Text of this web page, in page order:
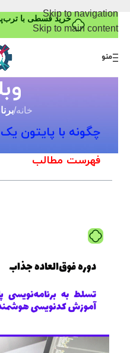
خرید قسطی با
Skip to navigation
Skip to main content
منو
خانه/
چگونه با پایتون
فهرست مطالب